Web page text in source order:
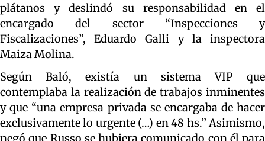
plátanos y deslindó su responsabilidad en el
encargado del sector “Inspecciones y
Fiscalizaciones”, Eduardo Galli y la inspectora
Maiza Molina.
Según Baló, existía un sistema VIP que
contemplaba la realización de trabajos inminentes
y que “una empresa privada se encargaba de hacer
exclusivamente lo urgente (…) en 48 hs.” Asimismo,
negó que Russo se hubiera comunicado con él para